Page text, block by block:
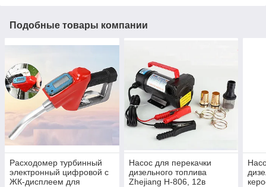
Подобные товары компании
Расходомер турбинный
электронный цифровой с
ЖК-дисплеем для
Насос для перекачки
дизельного топлива
Zhejiang H-806, 12в